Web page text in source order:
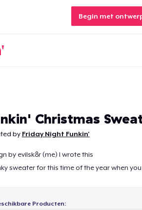
Begin met
Christmas
by Friday Night Funkin'
by evilsk8r (me) I wrote this
sweater for this time of the year when
Producten: